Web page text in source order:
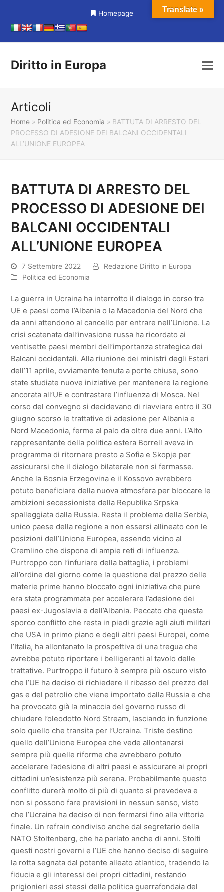
Homepage
Diritto in Europa
Articoli
Home » Politica ed Economia » BATTUTA DI ARRESTO DEL
PROCESSO DI ADESIONE DEI BALCANI OCCIDENTALI
ALL’UNIONE EUROPEA
BATTUTA DI ARRESTO DEL
PROCESSO DI ADESIONE DEI
BALCANI OCCIDENTALI
ALL’UNIONE EUROPEA
7 Settembre 2022
Redazione Diritto in Europa
Politica ed Economia
La guerra in Ucraina ha interrotto il dialogo in corso tra
UE e paesi come l’Albania o la Macedonia del Nord che
da anni attendono al cancello per entrare nell’Unione. La
crisi scatenata dall’invasione russa ha ricordato ai
ventisette paesi membri dell’importanza strategica dei
Balcani occidentali. Alla riunione dei ministri degli Esteri
dell’11 aprile, ovviamente tenuta a porte chiuse, sono
state studiate nuove iniziative per mantenere la regione
ancorata all’UE e contrastare l’influenza di Mosca. Nel
corso del convegno si decidevano di riavviare entro il 30
giugno scorso le trattative di adesione per Albania e
Nord Macedonia, ferme al palo da oltre due anni. L’Alto
rappresentante della politica estera Borrell aveva in
programma di ritornare presto a Sofia e Skopje per
assicurarsi che il dialogo bilaterale non si fermasse.
Anche la Bosnia Erzegovina e il Kossovo avrebbero
potuto beneficiare della nuova atmosfera per bloccare le
ambizioni secessioniste della Republika Srpska
spalleggiata dalla Russia. Resta il problema della Serbia,
unico paese della regione a non essersi allineato con le
posizioni dell’Unione Europea, essendo vicino al
Cremlino che dispone di ampie reti di influenza.
Purtroppo con l’infuriare della battaglia, i problemi
all’ordine del giorno come la questione del prezzo delle
materie prime hanno bloccato ogni iniziativa che pure
era stata programmata per accelerare l’adesione dei
paesi ex-Jugoslavia e dell’Albania. Peccato che questa
sporco conflitto che resta in piedi grazie agli aiuti militari
che USA in primo piano e degli altri paesi Europei, come
l’Italia, ha allontanato la prospettiva di una tregua che
avrebbe potuto riportare i belligeranti al tavolo delle
trattative. Purtroppo il futuro è sempre più oscuro visto
che l’UE ha deciso di richiedere il ribasso del prezzo del
gas e del petrolio che viene importato dalla Russia e che
ha provocato già la minaccia del governo russo di
chiudere l’oleodotto Nord Stream, lasciando in funzione
solo quello che transita per l’Ucraina. Triste destino
quello dell’Unione Europea che vede allontanarsi
sempre più quelle riforme che avrebbero potuto
accelerare l’adesione di altri paesi e assicurare ai propri
cittadini un’esistenza più serena. Probabilmente questo
conflitto durerà molto di più di quanto si prevedeva e
non si possono fare previsioni in nessun senso, visto
che l’Ucraina ha deciso di non fermarsi fino alla vittoria
finale. Un refrain condiviso anche dal segretario della
NATO Stoltenberg, che ha parlato anche di anni. Stolti
questi nostri governi e l’UE che hanno deciso di seguire
la rotta segnata dal potente alleato atlantico, tradendo la
fiducia e gli interessi dei propri cittadini, restando
prigionieri essi stessi della politica guerrafondaia del
Translate »